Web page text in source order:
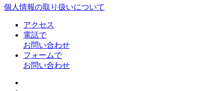
個人情報の取り扱いについて
アクセス
電話で
お問い合わせ
フォームで
お問い合わせ